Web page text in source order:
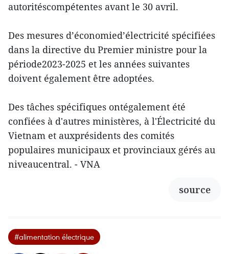
autoritéscompétentes avant le 30 avril.
Des mesures d’économied’électricité spécifiées
dans la directive du Premier ministre pour la
période2023-2025 et les années suivantes
doivent également être adoptées.
Des tâches spécifiques ontégalement été
confiées à d'autres ministères, à l'Électricité du
Vietnam et auxprésidents des comités
populaires municipaux et provinciaux gérés au
niveaucentral. - VNA
source
#alimentation électrique